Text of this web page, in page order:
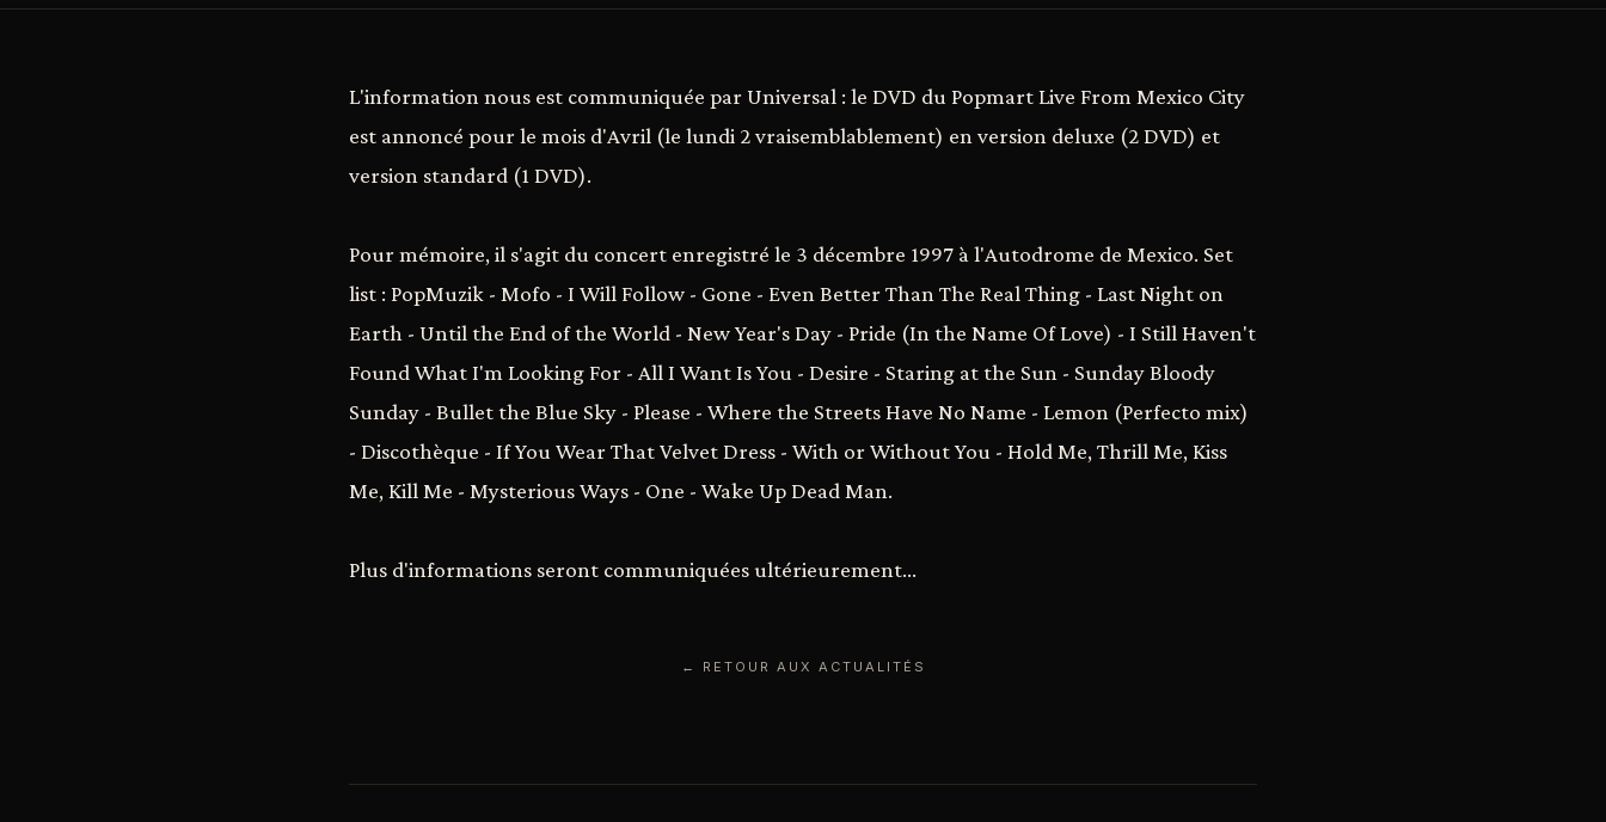
L'information nous est communiquée par Universal : le DVD du Popmart Live From Mexico City
est annoncé pour le mois d'Avril (le lundi 2 vraisemblablement) en version deluxe (2 DVD) et
version standard (1 DVD).
Pour mémoire, il s'agit du concert enregistré le 3 décembre 1997 à l'Autodrome de Mexico. Set
list : PopMuzik - Mofo - I Will Follow - Gone - Even Better Than The Real Thing - Last Night on
Earth - Until the End of the World - New Year's Day - Pride (In the Name Of Love) - I Still Haven't
Found What I'm Looking For - All I Want Is You - Desire - Staring at the Sun - Sunday Bloody
Sunday - Bullet the Blue Sky - Please - Where the Streets Have No Name - Lemon (Perfecto mix)
- Discothèque - If You Wear That Velvet Dress - With or Without You - Hold Me, Thrill Me, Kiss
Me, Kill Me - Mysterious Ways - One - Wake Up Dead Man.
Plus d'informations seront communiquées ultérieurement...
← RETOUR AUX ACTUALITÉS